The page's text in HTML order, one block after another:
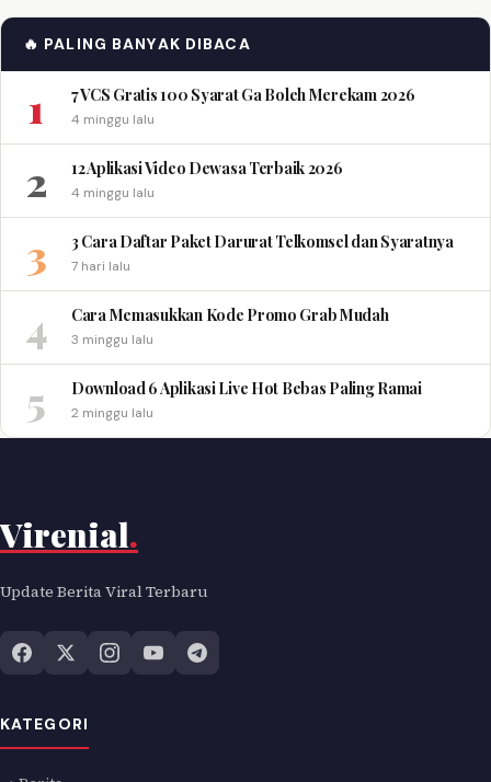
🔥 PALING BANYAK DIBACA
1 7 VCS Gratis 100 Syarat Ga Boleh Merekam 2026
4 minggu lalu
2 12 Aplikasi Video Dewasa Terbaik 2026
4 minggu lalu
3 3 Cara Daftar Paket Darurat Telkomsel dan Syaratnya
7 hari lalu
4 Cara Memasukkan Kode Promo Grab Mudah
3 minggu lalu
5 Download 6 Aplikasi Live Hot Bebas Paling Ramai
2 minggu lalu
Virenial.
Update Berita Viral Terbaru
KATEGORI